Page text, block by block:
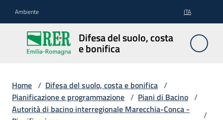
Ambiente ITA
Difesa del suolo, costa
e bonifica
Difesa
del
suolo,
bonifica
Home / Difesa del suolo, costa e bonifica /
Pianificazione e programmazione / Piani di Bacino /
Autorità di bacino interregionale Marecchia-Conca -
/